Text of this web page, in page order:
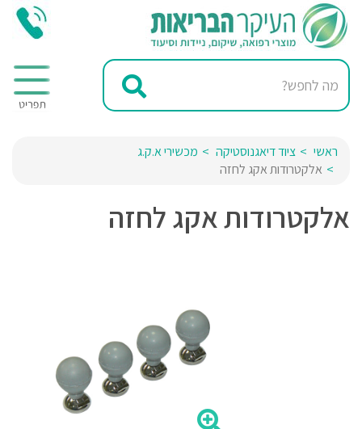
ראשי ציוד דיאגנוסטיקה
מכשירי א.ק.ג
אלקטרודות אקג לחזה
אלקטרודות אקג לחזה